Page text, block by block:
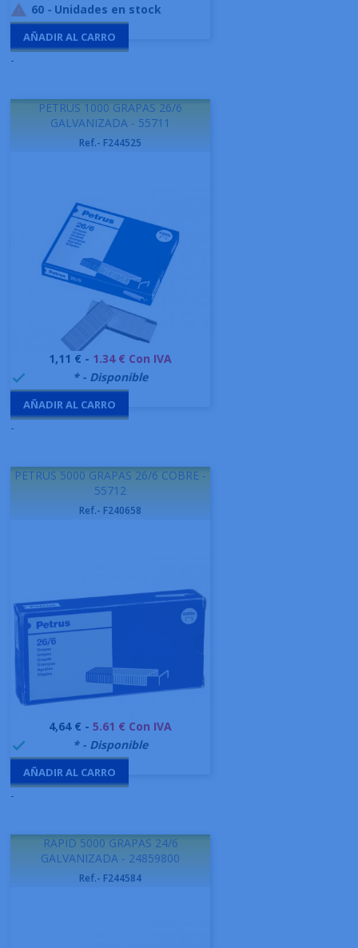
 60 - Unidades en stock
AÑADIR AL CARRO
-
PETRUS 1000 GRAPAS 26/6
GALVANIZADA - 55711
Ref.- F244525
Precio
1,11 € - 1.34 € Con IVA
 * - Disponible
AÑADIR AL CARRO
-
PETRUS 5000 GRAPAS 26/6 COBRE -
55712
Ref.- F240658
Precio
4,64 € - 5.61 € Con IVA
 * - Disponible
AÑADIR AL CARRO
-
RAPID 5000 GRAPAS 24/6
GALVANIZADA - 24859800
Ref.- F244584